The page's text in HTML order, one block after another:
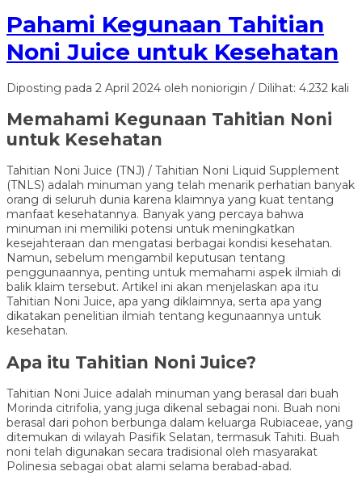
Pahami Kegunaan Tahitian
Noni Juice untuk Kesehatan
Diposting pada 2 April 2024 oleh noniorigin / Dilihat: 4.232 kali
Memahami Kegunaan Tahitian Noni
untuk Kesehatan
Tahitian Noni Juice (TNJ) / Tahitian Noni Liquid Supplement
(TNLS) adalah minuman yang telah menarik perhatian banyak
orang di seluruh dunia karena klaimnya yang kuat tentang
manfaat kesehatannya. Banyak yang percaya bahwa
minuman ini memiliki potensi untuk meningkatkan
kesejahteraan dan mengatasi berbagai kondisi kesehatan.
Namun, sebelum mengambil keputusan tentang
penggunaannya, penting untuk memahami aspek ilmiah di
balik klaim tersebut. Artikel ini akan menjelaskan apa itu
Tahitian Noni Juice, apa yang diklaimnya, serta apa yang
dikatakan penelitian ilmiah tentang kegunaannya untuk
kesehatan.
Apa itu Tahitian Noni Juice?
Tahitian Noni Juice adalah minuman yang berasal dari buah
Morinda citrifolia, yang juga dikenal sebagai noni. Buah noni
berasal dari pohon berbunga dalam keluarga Rubiaceae, yang
ditemukan di wilayah Pasifik Selatan, termasuk Tahiti. Buah
noni telah digunakan secara tradisional oleh masyarakat
Polinesia sebagai obat alami selama berabad-abad.